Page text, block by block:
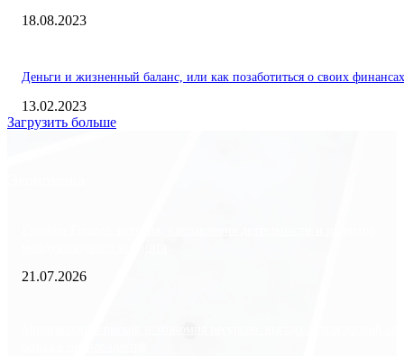
18.08.2023
Деньги и жизненный баланс, или как позаботиться о своих финансах
13.02.2023
Загрузить больше
21.07.2026